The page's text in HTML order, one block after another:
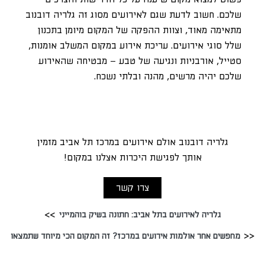
שלכם. חשוב לדעת שגם לאירועים מסוג זה גלריה דובנוב
מתאימה מאוד, וצוות ההפקה של המקום מיומן בתכנון
שלל סוגי אירועים. עריכת אירוע במקום המשלב אומנות,
סטייל, אורבניות ונגיעה של טבע – מבטיחה שהאירוע
שלכם יהיה מרשים, מהנה ובלתי נשכח.
גלריה דובנוב אולם אירועים במרכז תל אביב מזמין
אותך לפגישת היכרות אצלנו במקום!
צרו קשר
גלריה לאירועים בתל אביב: חתונה בשיק בוהמייני
מחפשים אחר אולמות אירועים במרכז? זה המקום הכי מיוחד שתמצאו